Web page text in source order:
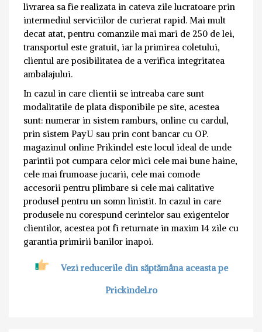
livrarea sa fie realizata in cateva zile lucratoare prin
intermediul serviciilor de curierat rapid. Mai mult
decat atat, pentru comanzile mai mari de 250 de lei,
transportul este gratuit, iar la primirea coletului,
clientul are posibilitatea de a verifica integritatea
ambalajului.
In cazul in care clientii se intreaba care sunt
modalitatile de plata disponibile pe site, acestea
sunt: numerar in sistem ramburs, online cu cardul,
prin sistem PayU sau prin cont bancar cu OP.
magazinul online Prikindel este locul ideal de unde
parintii pot cumpara celor mici cele mai bune haine,
cele mai frumoase jucarii, cele mai comode
accesorii pentru plimbare si cele mai calitative
produsel pentru un somn linistit. In cazul in care
produsele nu corespund cerintelor sau exigentelor
clientilor, acestea pot fi returnate in maxim 14 zile cu
garantia primirii banilor inapoi.
Vezi reducerile din săptămâna aceasta pe
Prickindel.ro